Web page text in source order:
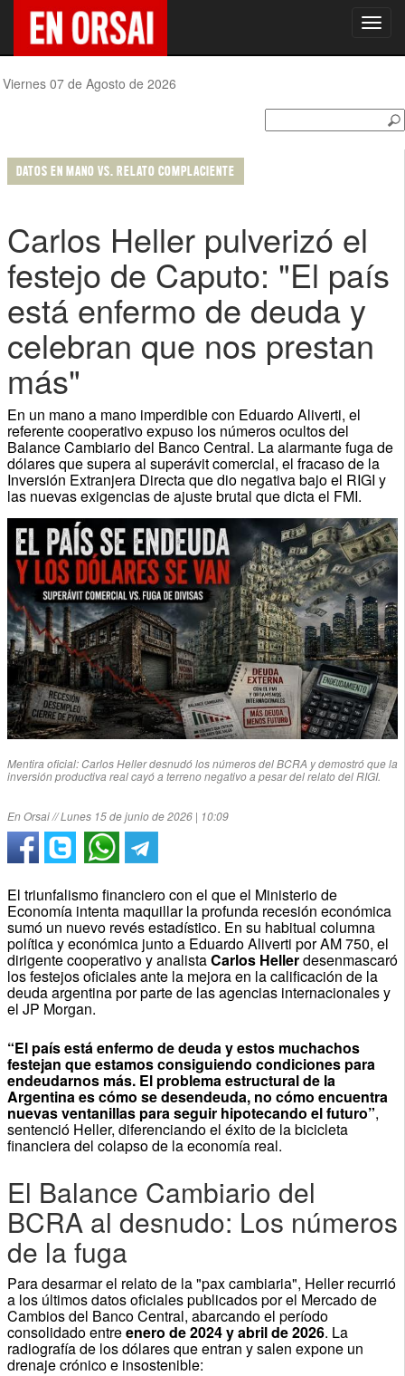
Viernes 07 de Agosto de 2026
DATOS EN MANO VS. RELATO COMPLACIENTE
Carlos Heller pulverizó el
festejo de Caputo: "El país
está enfermo de deuda y
celebran que nos prestan
más"
En un mano a mano imperdible con Eduardo Aliverti, el
referente cooperativo expuso los números ocultos del
Balance Cambiario del Banco Central. La alarmante fuga de
dólares que supera al superávit comercial, el fracaso de la
Inversión Extranjera Directa que dio negativa bajo el RIGI y
las nuevas exigencias de ajuste brutal que dicta el FMI.
Mentira oficial: Carlos Heller desnudó los números del BCRA y demostró que la
inversión productiva real cayó a terreno negativo a pesar del relato del RIGI.
En Orsai // Lunes 15 de junio de 2026 | 10:09
El triunfalismo financiero con el que el Ministerio de
Economía intenta maquillar la profunda recesión económica
sumó un nuevo revés estadístico. En su habitual columna
política y económica junto a Eduardo Aliverti por AM 750, el
dirigente cooperativo y analistaCarlos Hellerdesenmascaró
los festejos oficiales ante la mejora en la calificación de la
deuda argentina por parte de las agencias internacionales y
el JP Morgan.
“El país está enfermo de deuda y estos muchachos
festejan que estamos consiguiendo condiciones para
endeudarnos más. El problema estructural de la
Argentina es cómo se desendeuda, no cómo encuentra
nuevas ventanillas para seguir hipotecando el futuro”,
sentenció Heller, diferenciando el éxito de la bicicleta
financiera del colapso de la economía real.
El Balance Cambiario del
BCRA al desnudo: Los números
de la fuga
Para desarmar el relato de la "pax cambiaria", Heller recurrió
a los últimos datos oficiales publicados por el Mercado de
Cambios del Banco Central, abarcando el período
consolidado entreenero de 2024 y abril de 2026. La
radiografía de los dólares que entran y salen expone un
drenaje crónico e insostenible: